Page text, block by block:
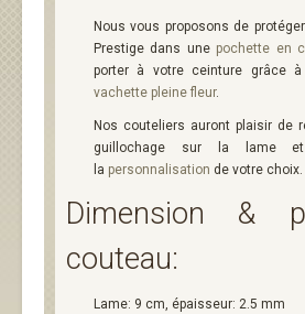
Nous vous proposons de
Prestige dans une pochette en
porter à votre ceinture grâce
vachette pleine fleur.
Nos couteliers auront plaisir de
guillochage sur la lame
la personnalisation de votre choix.
Dimension &
couteau:
Lame: 9 cm, épaisseur: 2.5 mm